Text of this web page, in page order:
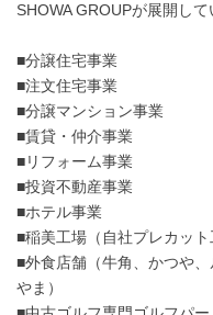
SHOWA GROUPが展開し
■分譲住宅事業
■注文住宅事業
■分譲マンション事業
■賃貸・仲介事業
■リフォーム事業
■投資不動産事業
■ホテル事業
■稲美工場（自社プレカット
■外食店舗（牛角、かつや
やま）